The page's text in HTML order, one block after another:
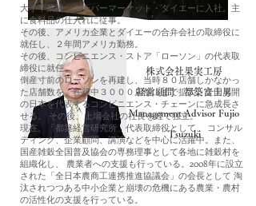
株式会社果実工房
経営顧問 都築富士男
Management Advisor Fujio
Tsuzuki
大学卒業後、スーパーマーケット・ダイエーに入社。主
に食料品の仕入れに従事。
その後、アメリカ企業とダイエーの合弁会社の取締役に
就任し、２年間アメリカ勤務。
その後、コンビニエンス・ストア「ローソン」の代表取
締役に就任。
倒産寸前のローソンを再建し、当時８０店舗しかなかっ
た店舗数を、在籍中３０００店舗にまで拡大。全国展開
の日本を代表するコンビニエンス・チェーンに急成長さ
せる。 その後、上場会社の社長を経て独立。
現在、「都築経営研究所」代表取締役として、 コンサル
ティング、企業顧問、講演などを中心に活躍中。また、
国産雑穀全国普及協会の専務理事として各地に雑穀村を
組織化し、 農業者への支援も行っている。2008年に設立
された「全日本農商工連携推進協議会」の会長として 淘
汰されつつある中小企業と崩壊の危機にある農業・農村
の活性化の支援を行っている。